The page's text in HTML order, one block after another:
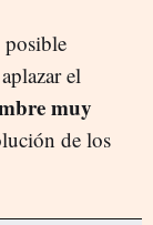
posible
el
muy
de los